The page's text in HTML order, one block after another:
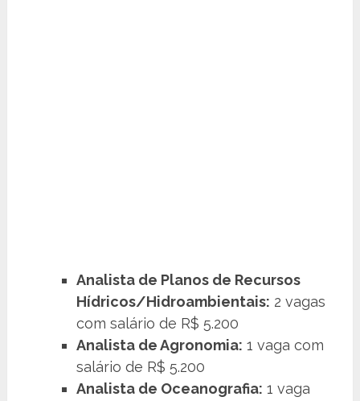
Analista de Planos de Recursos
Hídricos/Hidroambientais: 2 vagas
com salário de R$ 5.200
Analista de Agronomia: 1 vaga com
salário de R$ 5.200
Analista de Oceanografia: 1 vaga